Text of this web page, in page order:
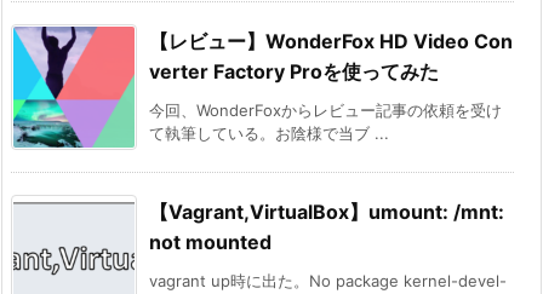
【レビュー】WonderFox HD Video Con
verter Factory Proを使ってみた
今回、WonderFoxからレビュー記事の依頼を受け
て執筆している。お陰様で当ブ ...
【Vagrant,VirtualBox】umount: /mnt:
not mounted
vagrant up時に出た。No package kernel-devel-